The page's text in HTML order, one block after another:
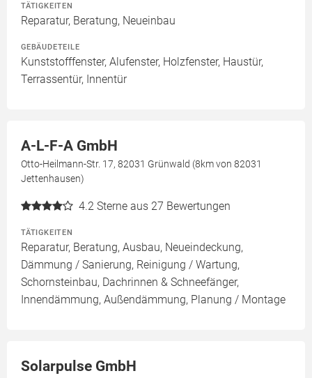
TÄTIGKEITEN
Reparatur, Beratung, Neueinbau
GEBÄUDETEILE
Kunststofffenster, Alufenster, Holzfenster, Haustür,
Terrassentür, Innentür
A-L-F-A GmbH
Otto-Heilmann-Str. 17, 82031 Grünwald (8km von 82031
Jettenhausen)
4.2 Sterne aus 27 Bewertungen
TÄTIGKEITEN
Reparatur, Beratung, Ausbau, Neueindeckung,
Dämmung / Sanierung, Reinigung / Wartung,
Schornsteinbau, Dachrinnen & Schneefänger,
Innendämmung, Außendämmung, Planung / Montage
Solarpulse GmbH